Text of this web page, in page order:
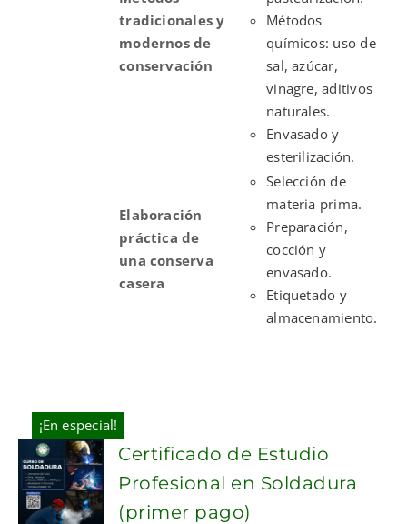
tradicionales y
modernos de
conservación
Métodos
químicos: uso de
sal, azúcar,
vinagre, aditivos
naturales.
Envasado y
esterilización.
Elaboración
práctica de
una conserva
casera
Selección de
materia prima.
Preparación,
cocción y
envasado.
Etiquetado y
almacenamiento.
¡En especial!
ADD TO
CART
Certificado de Estudio
Profesional en Soldadura
(primer pago)